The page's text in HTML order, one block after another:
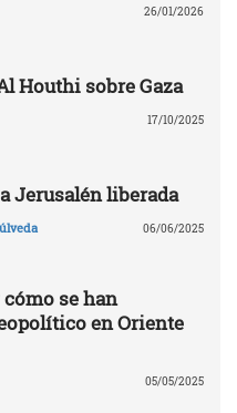
26/01/2026
Houthi sobre Gaza
17/10/2025
Jerusalén liberada
06/06/2025
se han
en Oriente
05/05/2025